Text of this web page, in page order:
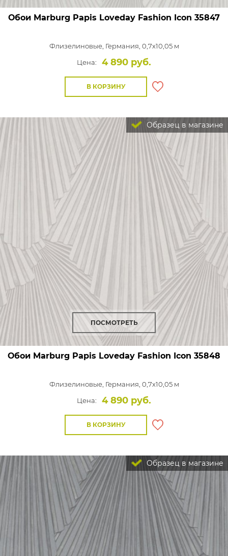
Обои Marburg Papis Loveday Fashion Icon 35847
Флизелиновые, Германия, 0,7x10,05 м
Цена:
4 890 руб.
В КОРЗИНУ
Образец в магазине
ПОСМОТРЕТЬ
Обои Marburg Papis Loveday Fashion Icon 35848
Флизелиновые, Германия, 0,7x10,05 м
Цена:
4 890 руб.
В КОРЗИНУ
Образец в магазине